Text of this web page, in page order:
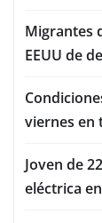
Migrantes
EEUU de
viernes en
Joven de
eléctrica